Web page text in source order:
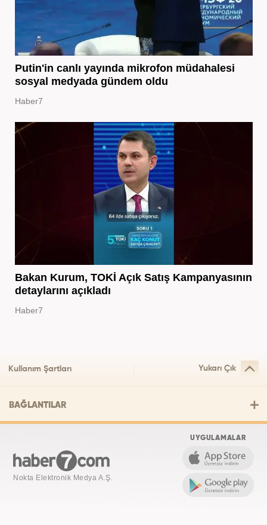
Putin'in canlı yayında mikrofon müdahalesi
sosyal medyada gündem oldu
Haber7
Bakan Kurum, TOKİ Açık Satış Kampanyasının
detaylarını açıkladı
Haber7
Kullanım Şartları Yukarı Çık
BAĞLANTILAR
Nokta Elektronik Medya A.Ş.
UYGULAMALAR